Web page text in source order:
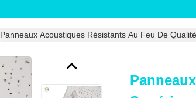
Panneaux Acoustiques Résistants Au Feu De